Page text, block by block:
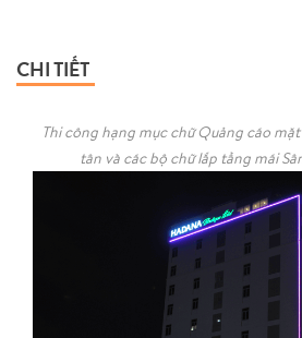
CHI TIẾT
Thi công hạng mục chữ Quảng cáo
tân và các bộ chữ lắp tầng mái